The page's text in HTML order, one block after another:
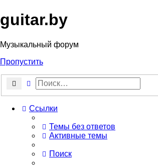
guitar.by
Музыкальный форум
Пропустить
Поиск Расширенный поиск
Ссылки
Темы без ответов
Активные темы
Поиск